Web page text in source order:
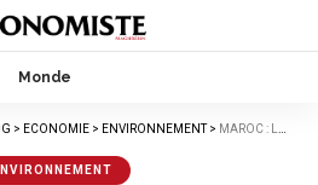
Monde
> ECONOMIE > ENVIRONNEMENT> MAROC : LA CHALEUR INTENSE AGGRAVE LA CRISE DE LA SOIF